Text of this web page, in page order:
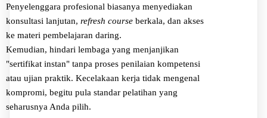
Penyelenggara profesional biasanya menyediakan
konsultasi lanjutan, refresh course berkala, dan akses
ke materi pembelajaran daring.
Kemudian, hindari lembaga yang menjanjikan
"sertifikat instan" tanpa proses penilaian kompetensi
atau ujian praktik. Kecelakaan kerja tidak mengenal
kompromi, begitu pula standar pelatihan yang
seharusnya Anda pilih.